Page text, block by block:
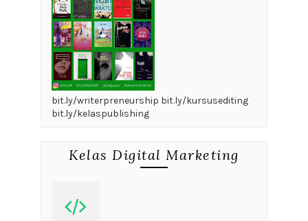
bit.ly/writerpreneurship bit.ly/kursusediting
bit.ly/kelaspublishing
Kelas Digital Marketing